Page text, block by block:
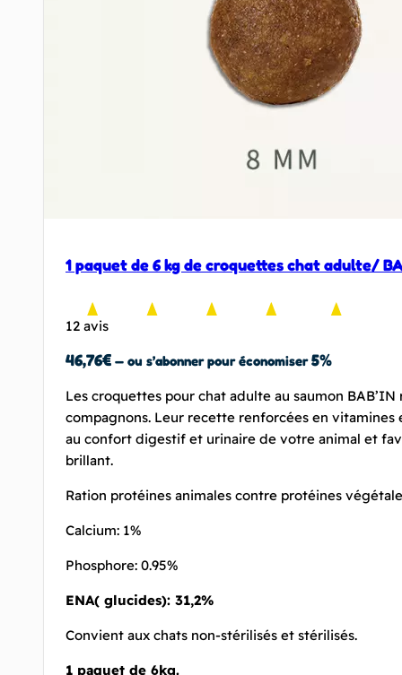
1 paquet de 6 kg de croquettes chat adulte/
12 avis
46,76€ — ou s’abonner pour économiser5%
Les croquettes pour chat adulte au saumon
compagnons. Leur recette renforcées en
au confort digestif et urinaire de votre animal et
brillant.
Ration protéines animales contre protéines
Calcium: 1%
Phosphore: 0.95%
ENA( glucides): 31,2%
Convient aux chats non-stérilisés et stérilisés.
1 paquet de